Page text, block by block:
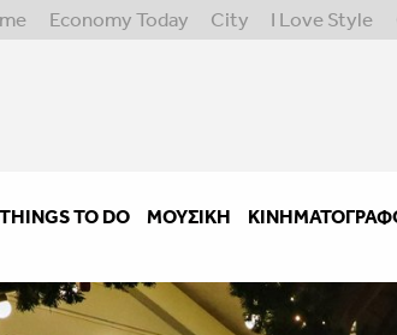
Economy Today City I Love Style
THINGS TO DO ΜΟΥΣΙΚΉ